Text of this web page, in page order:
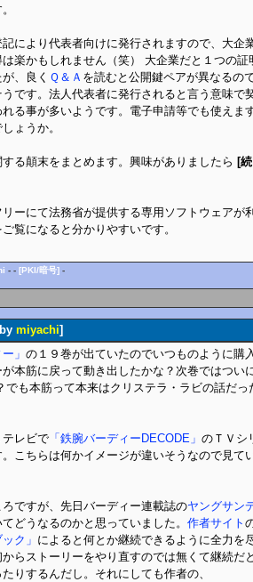
により代表者向けに発行されますので、大企
楽かもしれません（笑） 大企業だと１つの
、良く Ｑ＆Ａ を読むと公開鍵ペアが異なるの
です。法人代表者に発行されると言う意味で
れる事が多いようです。電子申請等でも使えま
ょうか。
る顛末をまとめます。興味がありましたら [
ーにて法務省が提供する専用ソフトウェアが
ご覧になると分かりやすいです。
- - [PKI/暗号] -
miyachi]
」 の１９巻が出ていたのでいつものように購
本筋に戻って動き出したかな？次巻ではつい
でも本筋って本来はクリステラ・ラビの話だっ
レビで 「鉄腕バーディーDECODE」 のＴＶシ
こちらは何かイメージが違いそうなので見て
ですが、先日バーディー連載誌のヤングサン
どうなるのかと思っていました。 作者サイト
ク」 によると何とか継続できるように全力を
らストーリーをやり直すのでは無くて継続だ
りするんだし。それにしても作者の、